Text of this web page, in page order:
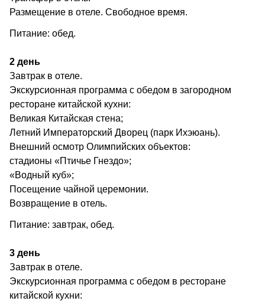
Размещение в отеле. Свободное время.
Питание: обед.
2 день
Завтрак в отеле.
Экскурсионная программа с обедом в загородном
ресторане китайской кухни:
Великая Китайская стена;
Летний Императорский Дворец (парк Ихэюань).
Внешний осмотр Олимпийских объектов:
стадионы «Птичье Гнездо»;
«Водный куб»;
Посещение чайной церемонии.
Возвращение в отель.
Питание: завтрак, обед.
3 день
Завтрак в отеле.
Экскурсионная программа с обедом в ресторане
китайской кухни: